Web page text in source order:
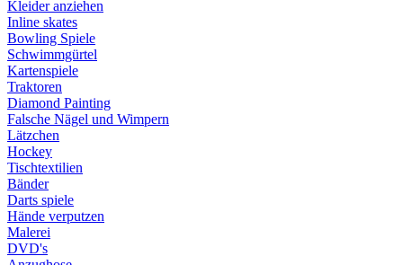
Kleider anziehen
Inline skates
Bowling Spiele
Schwimmgürtel
Kartenspiele
Traktoren
Diamond Painting
Falsche Nägel und Wimpern
Lätzchen
Hockey
Tischtextilien
Bänder
Darts spiele
Hände verputzen
Malerei
DVD's